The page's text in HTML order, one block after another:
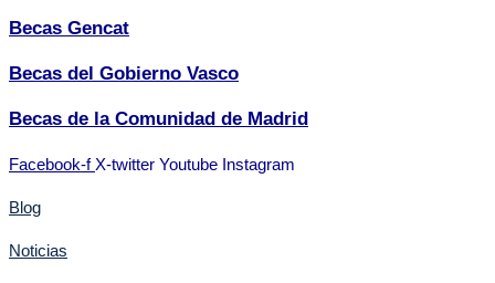
Becas Gencat
Becas del Gobierno Vasco
Becas de la Comunidad de Madrid
Facebook-f X-twitter Youtube Instagram
Blog
Noticias